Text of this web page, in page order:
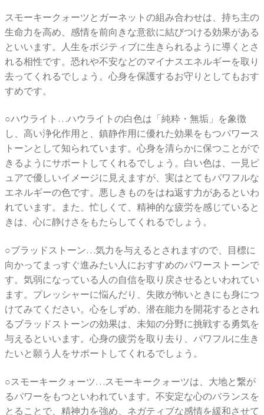
スモーキークォーツとガーネットの組み合わせは、持ち主の
生命力を高め、感情を前向きな意欲に結びつける効果がある
といいます。人生をポジティブに生きられるように導くとさ
れる相性です。恐れや不安などのマイナスエネルギーを取り
去ってくれるでしょう。心身を保護するお守りとしてもおす
すめです。
○ハウライト…ハウライトの白色は「純粋・無垢」を象徴
し、高い浄化作用と、鎮静作用に優れた効果をもつパワース
トーンとして知られています。心身を清らかに保つことがで
きるようにサポートしてくれるでしょう。白い色は、一見ピ
ュアで優しいイメージに見えますが、実はとてもパワフルな
エネルギーの色です。悪しきものをはね返す力があるといわ
れています。また、忙しくて、精神的な疲労を感じていると
きは、心に静けさをもたらしてくれるでしょう。
○ブラッドストーン…気力を与えるとされますので、目標に
向かってまっすぐ進みたい人におすすめのパワーストーンで
す。気弱になっている人の自信を取り戻させるといわれてい
ます。プレッシャーに悩んだり、失敗が怖いときにも身につ
けてみてください。心をしずめ、潜在能力を開花するとされ
るブラッドストーンの効果は、未知の分野に挑戦する勇気を
与えるといいます。心身の疲労を取り去り、パワフルに生き
たいと願う人をサポートしてくれるでしょう。
○スモーキークォーツ…スモーキークォーツは、大地と繋が
るパワーをもつといわれています。不安定な心のバランスを
とることで、精神力を強め、ネガティブな感情を緩和させて